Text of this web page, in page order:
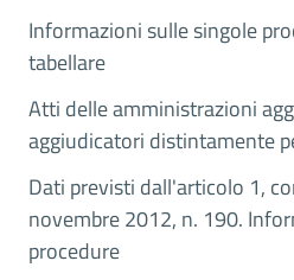
Informazioni sulle singole
tabellare
Atti delle amministrazioni
aggiudicatori distintamente
Dati previsti dall'articolo 1,
novembre 2012, n. 190.
procedure